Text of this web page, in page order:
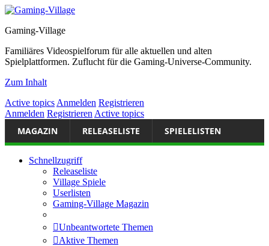
Gaming-Village
Familiäres Videospielforum für alle aktuellen und alten
Spielplattformen. Zuflucht für die Gaming-Universe-Community.
Zum Inhalt
Active topics Anmelden Registrieren
Anmelden Registrieren Active topics
MAGAZIN RELEASELISTE SPIELELISTEN
Schnellzugriff
Releaseliste
Village Spiele
Userlisten
Gaming-Village Magazin
Unbeantwortete Themen
Aktive Themen